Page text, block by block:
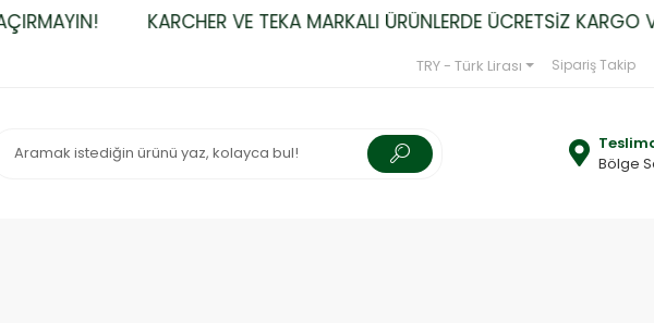
KARCHER VE TEKA MARKALI ÜRÜNLERDE ÜCRETSİZ KARGO
TRY - Türk Lirası Sipariş Takip
Bölge